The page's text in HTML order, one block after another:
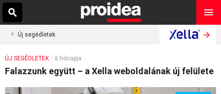
Új segédletek
ÚJ SEGÉDLETEK 6 hónapja
Falazzunk együtt – a Xella weboldalának új felülete